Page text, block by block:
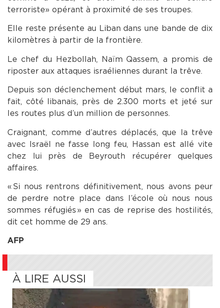
terroriste » opérant à proximité de ses troupes.
Elle reste présente au Liban dans une bande de dix
kilomètres à partir de la frontière.
Le chef du Hezbollah, Naïm Qassem, a promis de
riposter aux attaques israéliennes durant la trêve.
Depuis son déclenchement début mars, le conflit a
fait, côté libanais, près de 2.300 morts et jeté sur
les routes plus d’un million de personnes.
Craignant, comme d’autres déplacés, que la trêve
avec Israël ne fasse long feu, Hassan est allé vite
chez lui près de Beyrouth récupérer quelques
affaires.
« Si nous rentrons définitivement, nous avons peur
de perdre notre place dans l’école où nous nous
sommes réfugiés » en cas de reprise des hostilités,
dit cet homme de 29 ans.
AFP
À LIRE AUSSI